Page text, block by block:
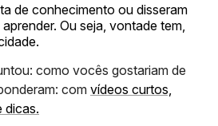
de conhecimento ou disseram
Ou seja, vontade tem,
como vocês gostariam de
comvídeos curtos,
dicas.